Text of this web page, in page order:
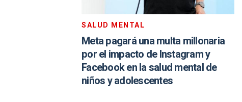
SALUD MENTAL
Meta pagará una multa millonaria
por el impacto de Instagram y
Facebook en la salud mental de
niños y adolescentes